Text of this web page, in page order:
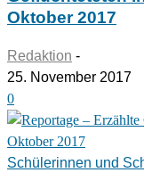
Oktober 2017
Redaktion -
25. November 2017
0
Schülerinnen und